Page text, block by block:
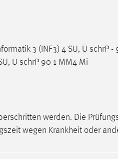
3 (INF3) 4 SU, Ü schrP
Ü schrP 90 1 MM4 Mi
werden. Die
wegen Krankheit oder